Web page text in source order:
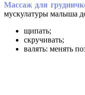
Массаж для
мускулатуры малыша
щипать;
скручивать;
валять: менять